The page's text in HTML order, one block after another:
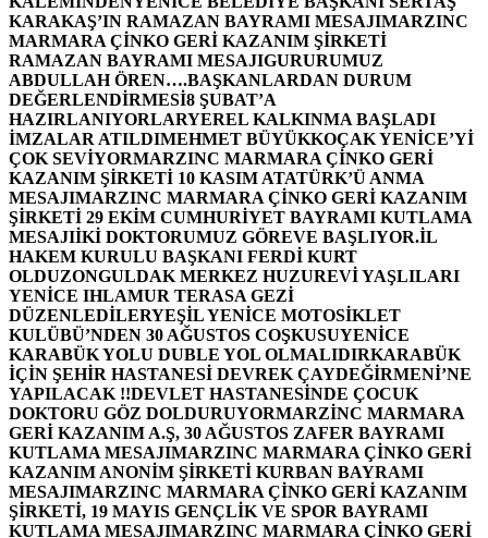
KARAKAŞ’IN RAMAZAN BAYRAMI MESAJIMARZINC
MARMARA ÇİNKO GERİ KAZANIM ŞİRKETİ
RAMAZAN BAYRAMI MESAJIGURURUMUZ
ABDULLAH ÖREN….BAŞKANLARDAN DURUM
DEĞERLENDİRMESİ8 ŞUBAT’A
HAZIRLANIYORLARYEREL KALKINMA BAŞLADI
İMZALAR ATILDIMEHMET BÜYÜKKOÇAK YENİCE’Yİ
ÇOK SEVİYORMARZINC MARMARA ÇİNKO GERİ
KAZANIM ŞİRKETİ 10 KASIM ATATÜRK’Ü ANMA
MESAJIMARZINC MARMARA ÇİNKO GERİ KAZANIM
ŞİRKETİ 29 EKİM CUMHURİYET BAYRAMI KUTLAMA
MESAJIİKİ DOKTORUMUZ GÖREVE BAŞLIYOR.İL
HAKEM KURULU BAŞKANI FERDİ KURT
OLDUZONGULDAK MERKEZ HUZUREVİ YAŞLILARI
YENİCE IHLAMUR TERASA GEZİ
DÜZENLEDİLERYEŞİL YENİCE MOTOSİKLET
KULÜBÜ’NDEN 30 AĞUSTOS COŞKUSUYENİCE
KARABÜK YOLU DUBLE YOL OLMALIDIRKARABÜK
İÇİN ŞEHİR HASTANESİ DEVREK ÇAYDEĞİRMENİ’NE
YAPILACAK !!DEVLET HASTANESİNDE ÇOCUK
DOKTORU GÖZ DOLDURUYORMARZİNC MARMARA
GERİ KAZANIM A.Ş, 30 AĞUSTOS ZAFER BAYRAMI
KUTLAMA MESAJIMARZINC MARMARA ÇİNKO GERİ
KAZANIM ANONİM ŞİRKETİ KURBAN BAYRAMI
MESAJIMARZINC MARMARA ÇİNKO GERİ KAZANIM
ŞİRKETİ, 19 MAYIS GENÇLİK VE SPOR BAYRAMI
KUTLAMA MESAJIMARZINC MARMARA ÇİNKO GERİ